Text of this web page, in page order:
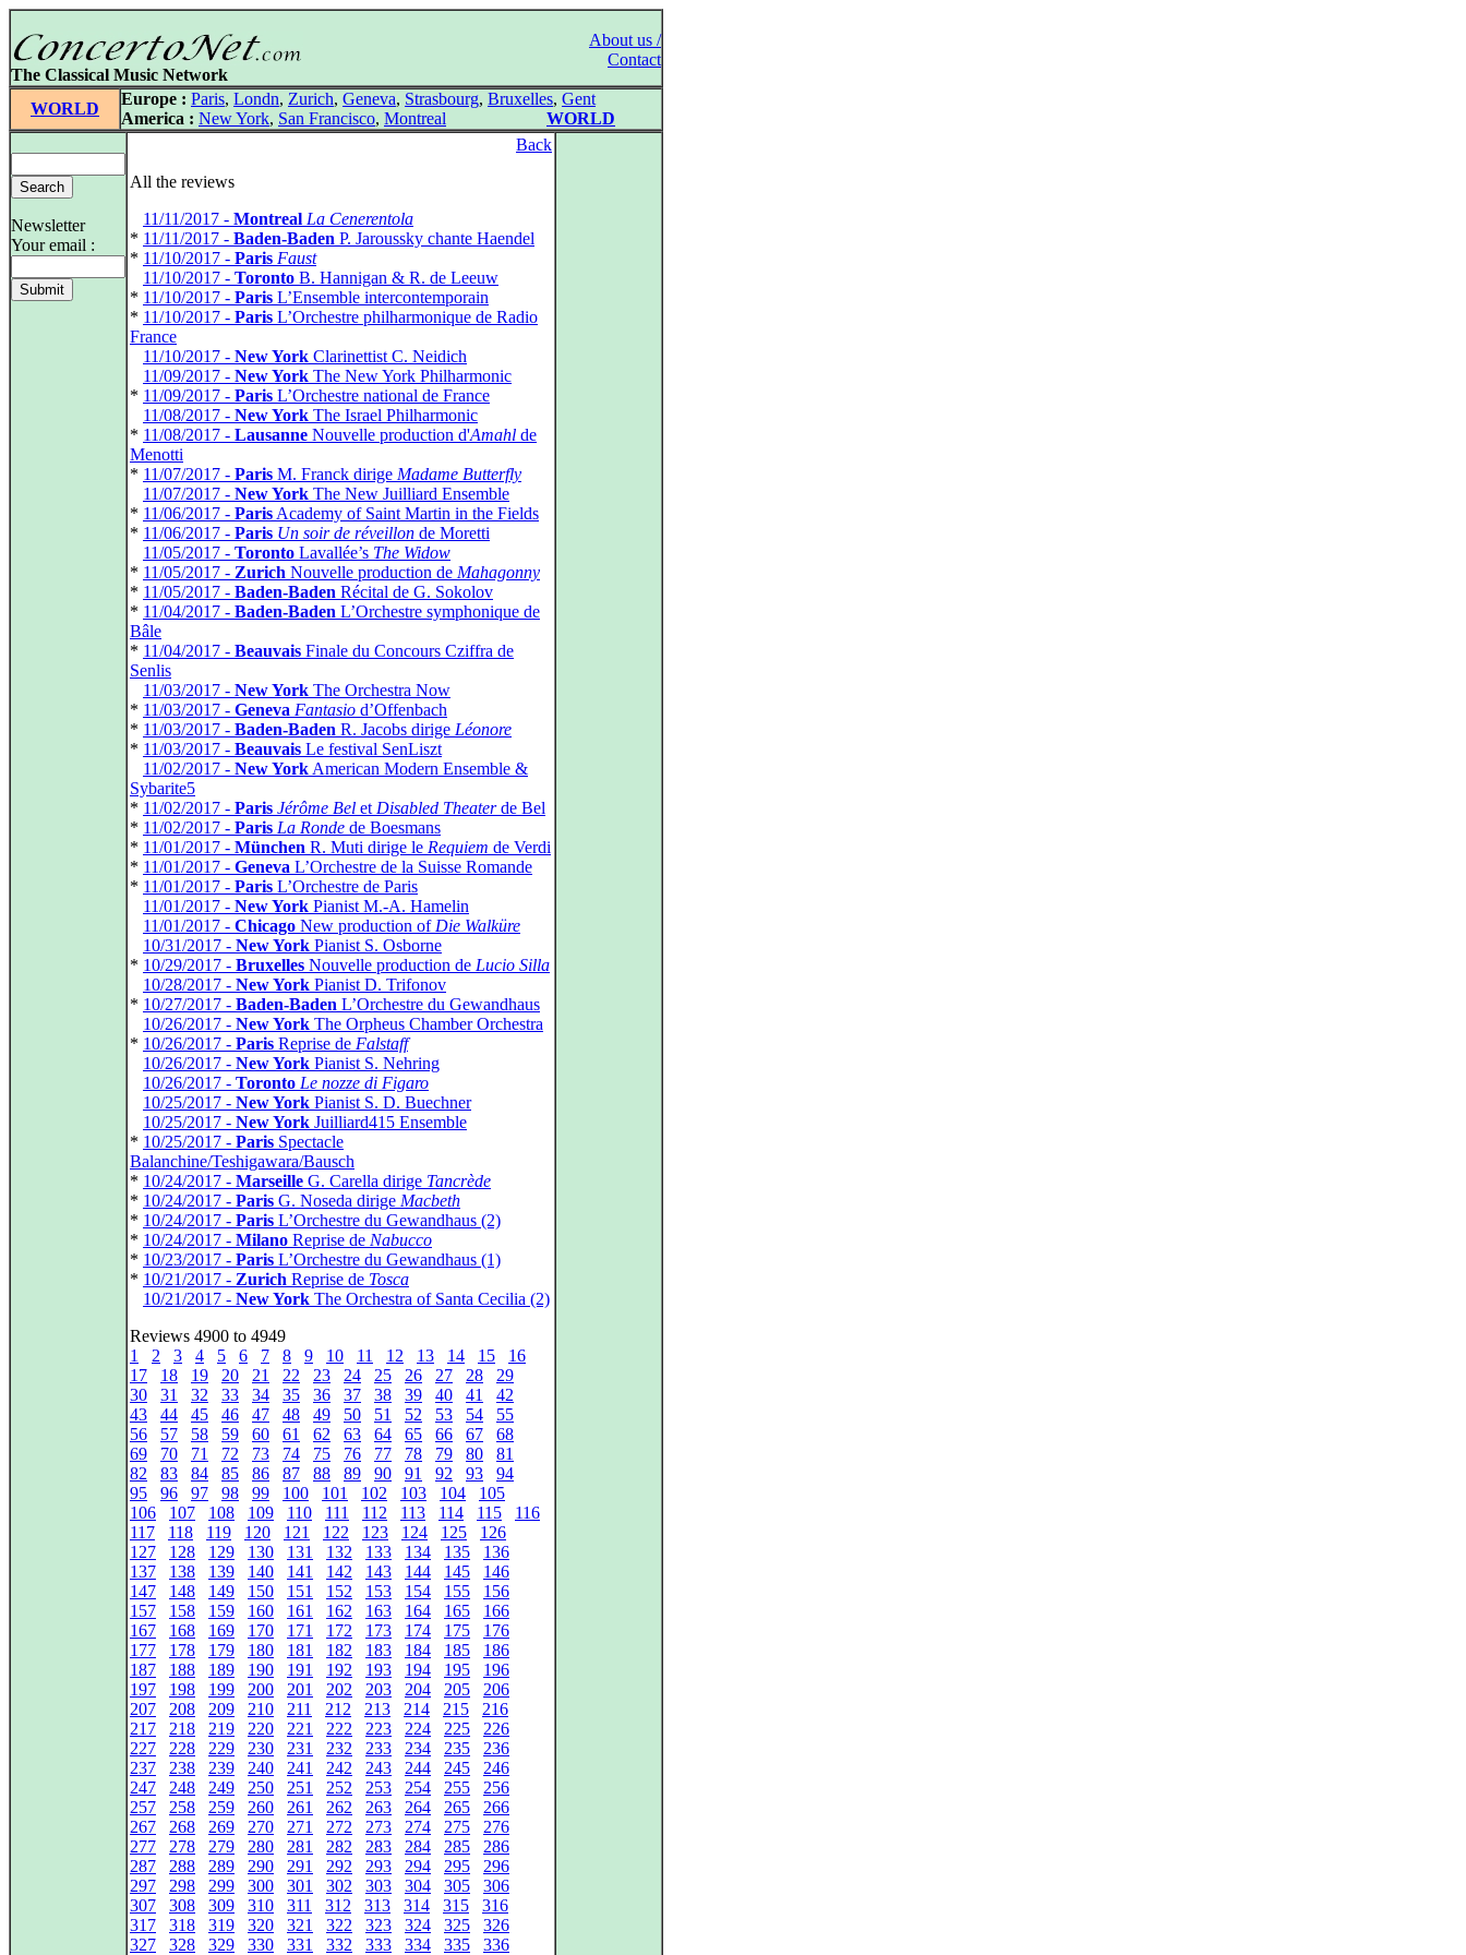
About us /
Contact
The Classical Music Network
WORLD
Europe : Paris, Londn, Zurich, Geneva, Strasbourg, Bruxelles, Gent
America : New York, San Francisco, Montreal WORLD
Newsletter
Your email :
Back
All the reviews
11/11/2017 - Montreal La Cenerentola
* 11/11/2017 - Baden-Baden P. Jaroussky chante Haendel
* 11/10/2017 - Paris Faust
11/10/2017 - Toronto B. Hannigan & R. de Leeuw
* 11/10/2017 - Paris L’Ensemble intercontemporain
* 11/10/2017 - Paris L’Orchestre philharmonique de Radio
France
11/10/2017 - New York Clarinettist C. Neidich
11/09/2017 - New York The New York Philharmonic
* 11/09/2017 - Paris L’Orchestre national de France
11/08/2017 - New York The Israel Philharmonic
* 11/08/2017 - Lausanne Nouvelle production d'Amahl de
Menotti
* 11/07/2017 - Paris M. Franck dirige Madame Butterfly
11/07/2017 - New York The New Juilliard Ensemble
* 11/06/2017 - Paris Academy of Saint Martin in the Fields
* 11/06/2017 - Paris Un soir de réveillon de Moretti
11/05/2017 - Toronto Lavallée’s The Widow
* 11/05/2017 - Zurich Nouvelle production de Mahagonny
* 11/05/2017 - Baden-Baden Récital de G. Sokolov
* 11/04/2017 - Baden-Baden L’Orchestre symphonique de
Bâle
* 11/04/2017 - Beauvais Finale du Concours Cziffra de
Senlis
11/03/2017 - New York The Orchestra Now
* 11/03/2017 - Geneva Fantasio d’Offenbach
* 11/03/2017 - Baden-Baden R. Jacobs dirige Léonore
* 11/03/2017 - Beauvais Le festival SenLiszt
11/02/2017 - New York American Modern Ensemble &
Sybarite5
* 11/02/2017 - Paris Jérôme Bel et Disabled Theaterde Bel
* 11/02/2017 - Paris La Ronde de Boesmans
* 11/01/2017 - München R. Muti dirige le Requiem de Verdi
* 11/01/2017 - Geneva L’Orchestre de la Suisse Romande
* 11/01/2017 - Paris L’Orchestre de Paris
11/01/2017 - New York Pianist M.-A. Hamelin
11/01/2017 - Chicago New production of Die Walküre
10/31/2017 - New York Pianist S. Osborne
* 10/29/2017 - Bruxelles Nouvelle production de Lucio Silla
10/28/2017 - New York Pianist D. Trifonov
* 10/27/2017 - Baden-Baden L’Orchestre du Gewandhaus
10/26/2017 - New York The Orpheus Chamber Orchestra
* 10/26/2017 - Paris Reprise de Falstaff
10/26/2017 - New York Pianist S. Nehring
10/26/2017 - Toronto Le nozze di Figaro
10/25/2017 - New York Pianist S. D. Buechner
10/25/2017 - New York Juilliard415 Ensemble
* 10/25/2017 - Paris Spectacle
Balanchine/Teshigawara/Bausch
* 10/24/2017 - Marseille G. Carella dirige Tancrède
* 10/24/2017 - Paris G. Noseda dirige Macbeth
* 10/24/2017 - Paris L’Orchestre du Gewandhaus (2)
* 10/24/2017 - Milano Reprise de Nabucco
* 10/23/2017 - Paris L’Orchestre du Gewandhaus (1)
* 10/21/2017 - Zurich Reprise de Tosca
10/21/2017 - New York The Orchestra of Santa Cecilia (2)
Reviews 4900 to 4949
1
2 3 4 5 6 7 8 9 10 11 12 13 14 15
16
17
18 19 20 21 22 23 24 25 26 27 28
29
30
31 32 33 34 35 36 37 38 39 40 41
42
43
44 45 46 47 48 49 50 51 52 53 54
55
56
57 58 59 60 61 62 63 64 65 66 67
68
69
70 71 72 73 74 75 76 77 78 79 80
81
82
83 84 85 86 87 88 89 90 91 92 93
94
95
96 97 98 99 100 101 102 103 104
105
106
107 108 109 110 111 112 113 114 115
116
117
118 119 120 121 122 123 124 125
126
127
128 129 130 131 132 133 134 135
136
137
138 139 140 141 142 143 144 145
146
147
148 149 150 151 152 153 154 155
156
157
158 159 160 161 162 163 164 165
166
167
168 169 170 171 172 173 174 175
176
177
178 179 180 181 182 183 184 185
186
187
188 189 190 191 192 193 194 195
196
197
198 199 200 201 202 203 204 205
206
207
208 209 210 211 212 213 214 215
216
217
218 219 220 221 222 223 224 225
226
227
228 229 230 231 232 233 234 235
236
237
238 239 240 241 242 243 244 245
246
247
248 249 250 251 252 253 254 255
256
257
258 259 260 261 262 263 264 265
266
267
268 269 270 271 272 273 274 275
276
277
278 279 280 281 282 283 284 285
286
287
288 289 290 291 292 293 294 295
296
297
298 299 300 301 302 303 304 305
306
307
308 309 310 311 312 313 314 315
316
317
318 319 320 321 322 323 324 325
326
327
328 329 330 331 332 333 334 335 336